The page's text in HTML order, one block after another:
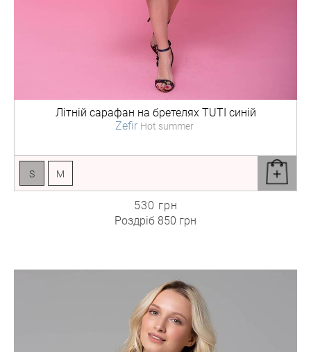
Літній сарафан на бретелях TUTI синій
Zefir Hot summer
S M
530 грн
Роздріб 850 грн